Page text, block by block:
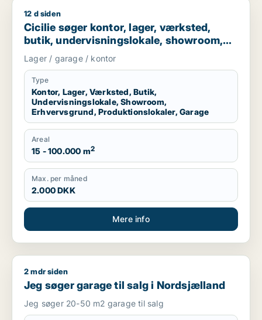
Cicilie søger kontor, lager, værksted, butik,
12 d siden
Cicilie søger kontor, lager, værksted,
butik, undervisningslokale, showroom,
erhvervsgrund, produktionslokaler eller
garage til leje i Region Sjælland eller
Nordsjælland
Lager / garage / kontor
Type
Kontor, Lager, Værksted, Butik,
Undervisningslokale, Showroom,
Erhvervsgrund, Produktionslokaler, Garage
Areal
15 - 100.000 m2
Max. per måned
2.000 DKK
Mere info
Jeg søger garage til salg i Nordsjælland
2 mdr siden
Jeg søger garage til salg i Nordsjælland
Jeg søger 20-50 m2 garage til salg